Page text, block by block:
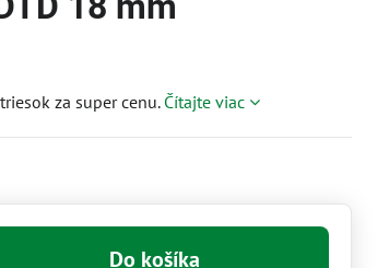
za super cenu. Čítajte viac
Do košíka